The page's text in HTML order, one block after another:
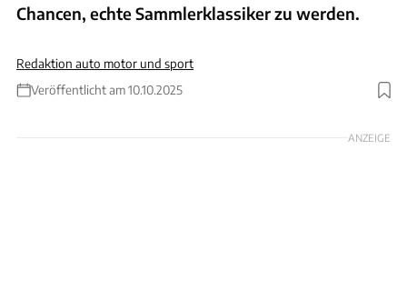
Chancen, echte Sammlerklassiker zu werden.
Redaktion auto motor und sport
Veröffentlicht am 10.10.2025
Foto: Archiv
ANZEIGE